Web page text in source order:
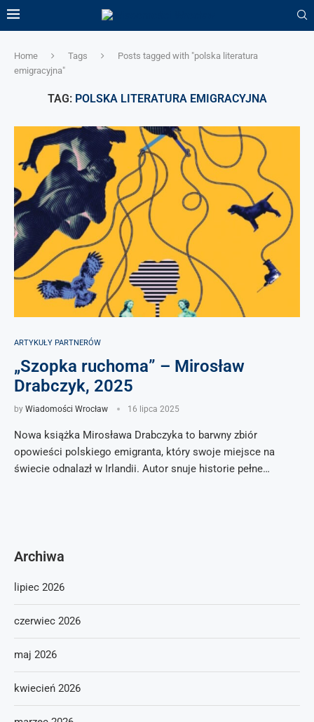
Home Tags
Posts tagged with "polska literatura
emigracyjna"
TAG: POLSKA LITERATURA EMIGRACYJNA
ARTYKUŁY PARTNERÓW
„Szopka ruchoma” – Mirosław
Drabczyk, 2025
by Wiadomości Wrocław 16 lipca 2025
Nowa książka Mirosława Drabczyka to barwny zbiór
opowieści polskiego emigranta, który swoje miejsce na
świecie odnalazł w Irlandii. Autor snuje historie pełne…
Archiwa
lipiec 2026
czerwiec 2026
maj 2026
kwiecień 2026